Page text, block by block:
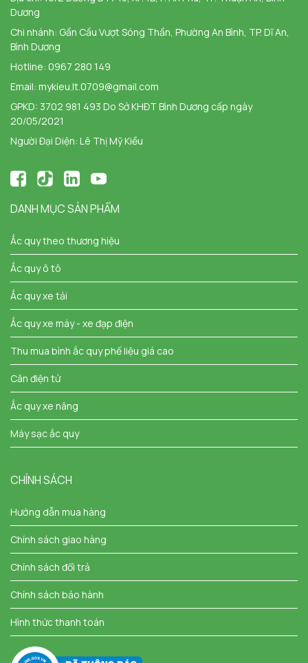
Dương
Chi nhánh: Gần Cầu Vượt Sóng Thần, Phường An Bình, TP. Dĩ An,
Bình Dương
Hotline: 0967 280 149
Email: mykieu.lt.0709@gmail.com
GPKD: 3702 981 493 Do Sở KHĐT Bình Dương cấp ngày
20/05/2021
Người Đại Diện: Lê Thị Mỹ Kiều
DANH MỤC SẢN PHẨM
Ắc quy theo thương hiệu
Ắc quy ô tô
Ắc quy xe tải
Ắc quy xe máy - xe đạp điện
Thu mua bình ắc quy phế liệu giá cao
Cân điện tử
Ắc quy xe nâng
Máy sạc ắc quy
CHÍNH SÁCH
Hướng dẫn mua hàng
Chính sách giao hàng
Chính sách đổi trả
Chính sách bảo hành
Hình thức thanh toán